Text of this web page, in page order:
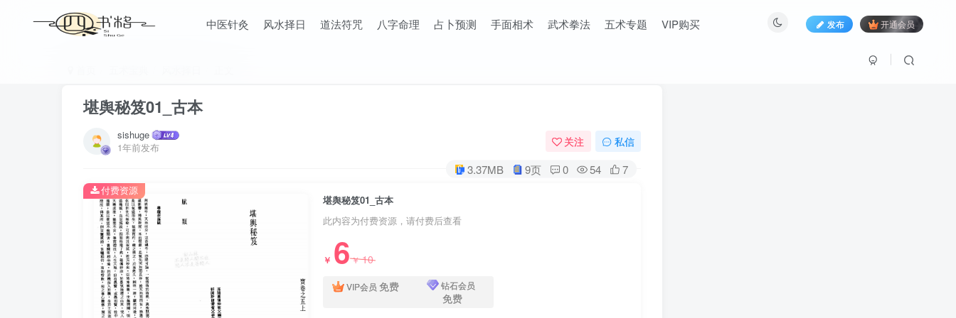
中医针灸 风水择日 道法符咒 八字命理 占卜预测 手面相术 武术拳法 五术专题 VIP购买 发布 开通会员
堪舆秘笈01_古本
sishuge
1年前发布
关注 私信
3.37MB 9页 0 54 7
堪舆秘笈01_古本
此内容为付费资源，请付费后查看
￥ 6￥10
VIP会员 免费 钻石会员
免费
付费资源